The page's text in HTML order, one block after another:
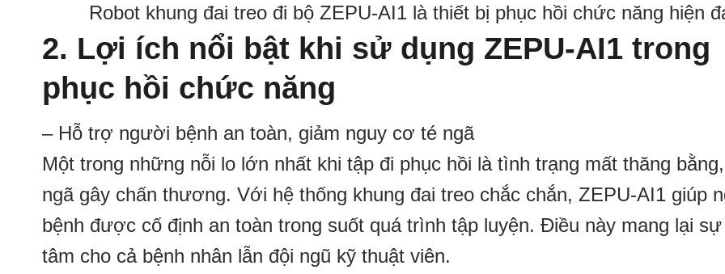
Robot khung đai treo đi bộ ZEPU-AI1 là thiết bị phục hồi chức năng hiện
2. Lợi ích nổi bật khi sử dụng ZEPU-AI1 trong
phục hồi chức năng
– Hỗ trợ người bệnh an toàn, giảm nguy cơ té ngã
Một trong những nỗi lo lớn nhất khi tập đi phục hồi là tình trạng mất thăng
ngã gây chấn thương. Với hệ thống khung đai treo chắc chắn, ZEPU-AI1 giúp
bệnh được cố định an toàn trong suốt quá trình tập luyện. Điều này mang lại
tâm cho cả bệnh nhân lẫn đội ngũ kỹ thuật viên.